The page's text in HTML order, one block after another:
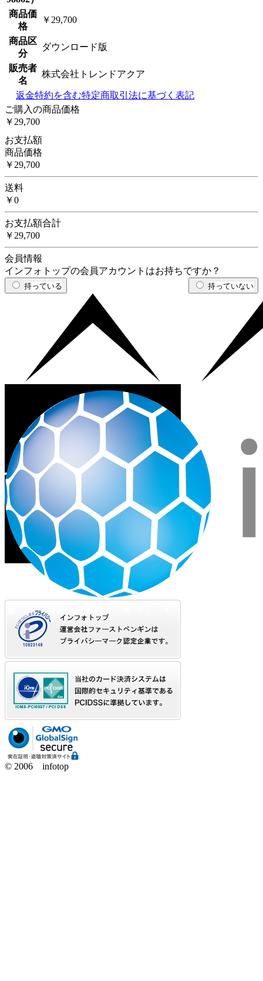
商品価
格
￥29,700
商品区
分
ダウンロード版
販売者
名
株式会社トレンドアクア
返金特約を含む特定商取引法に基づく表記
ご購入の商品価格
￥29,700
お支払額
商品価格
￥29,700
送料
￥0
お支払額合計
￥29,700
会員情報
インフォトップの会員アカウントはお持ちですか？
持っている 持っていない
© 2006 infotop